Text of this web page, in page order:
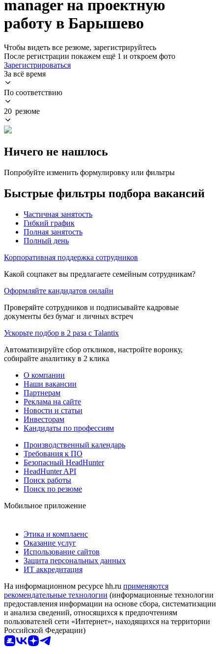
manager на проектную
работу в Барышево
Чтобы видеть все резюме, зарегистрируйтесь
После регистрации покажем ещё 1 и откроем фото
Зарегистрироваться
За всё время
По соответствию
20 резюме
Ничего не нашлось
Попробуйте изменить формулировку или фильтры
Быстрые фильтры подбора вакансий
Частичная занятость
Гибкий график
Полная занятость
Полный день
Корпоративная поддержка сотрудников
Какой соцпакет вы предлагаете семейным сотрудникам?
Оформляйте кандидатов онлайн
Проверяйте сотрудников и подписывайте кадровые
документы без бумаг и личных встреч
Ускорьте подбор в 2 раза с Talantix
Автоматизируйте сбор откликов, настройте воронку,
собирайте аналитику в 2 клика
О компании
Наши вакансии
Партнерам
Реклама на сайте
Новости и статьи
Инвесторам
Кандидаты по профессиям
Производственный календарь
Требования к ПО
Безопасный HeadHunter
HeadHunter API
Поиск работы
Поиск по резюме
Мобильное приложение
Этика и комплаенс
Оказание услуг
Использование сайтов
Защита персональных данных
ИТ аккредитация
На информационном ресурсе hh.ru применяются
рекомендательные технологии (информационные технологии
предоставления информации на основе сбора, систематизации
и анализа сведений, относящихся к предпочтениям
пользователей сети «Интернет», находящихся на территории
Российской Федерации)